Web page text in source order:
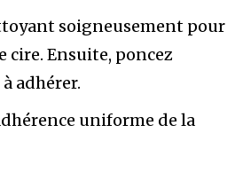
soigneusement pour
cire. Ensuite, poncez
adhérer.
uniforme de la